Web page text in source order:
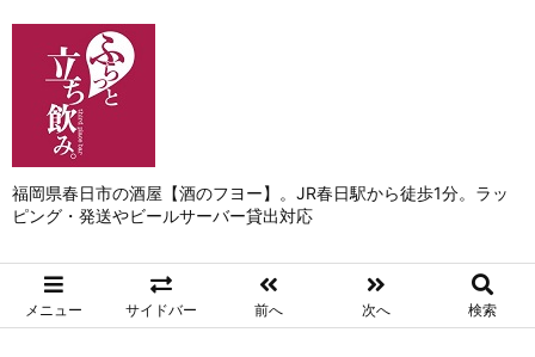
福岡県春日市の酒屋【酒のフヨー】。JR春日駅から徒歩1分。ラッ
ピング・発送やビールサーバー貸出対応
メニュー サイドバー 前へ 次へ 検索